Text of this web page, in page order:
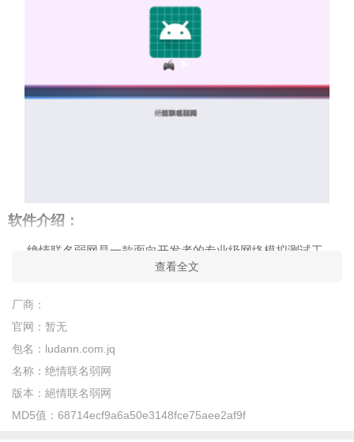
软件介绍：
绝情联名弱网是一款面向开发者的专业级网络模拟测试工
具，可以帮助用户免费的检测当前网络的弱网环境，支持自定义
软件特色：
1、可以快速了解当前的网络参数，并根据网络数据来打开相
关的应用程序。
查看全文
厂商：
官网： 暂无
包名： ludann.com.jq
名称： 绝情联名弱网
版本： 絕情联名弱网
MD5值： 68714ecf9a6a50e3148fce75aee2af9f